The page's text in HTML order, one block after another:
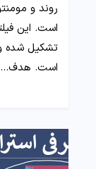
روند و
است. هدف…